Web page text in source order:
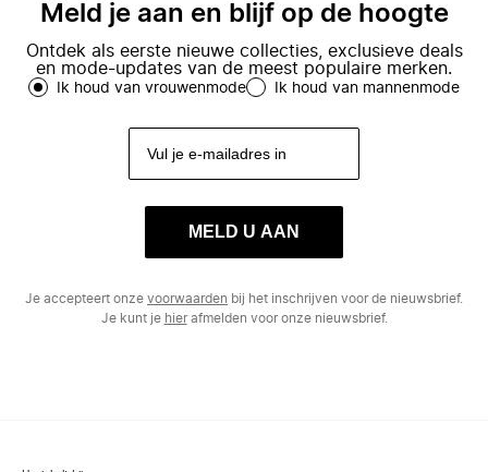
Meld je aan en blijf op de hoogte
Ontdek als eerste nieuwe collecties, exclusieve deals
en mode-updates van de meest populaire merken.
Ik houd van vrouwenmode Ik houd van mannenmode
MELD U AAN
Je accepteert onze voorwaarden bij het inschrijven voor de nieuwsbrief.
Je kunt je hierafmelden voor onze nieuwsbrief.